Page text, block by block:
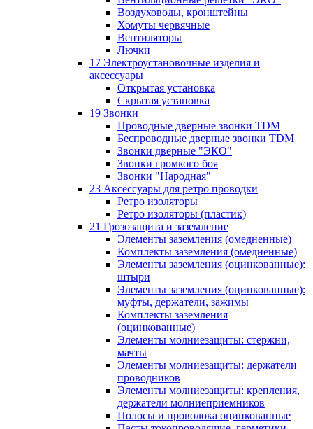
Воздуховоды, кронштейны
Хомуты червячные
Вентиляторы
Лючки
17 Электроустановочные изделия и
аксессуары
Открытая установка
Скрытая установка
19 Звонки
Проводные дверные звонки TDM
Беспроводные дверные звонки TDM
Звонки дверные "ЭКО"
Звонки громкого боя
Звонки "Народная"
23 Аксессуары для ретро проводки
Ретро изоляторы
Ретро изоляторы (пластик)
21 Грозозащита и заземление
Элементы заземления (омедненные)
Комплекты заземления (омедненные)
Элементы заземления (оцинкованные):
штыри
Элементы заземления (оцинкованные):
муфты, держатели, зажимы
Комплекты заземления
(оцинкованные)
Элементы молниезащиты: стержни,
мачты
Элементы молниезащиты: держатели
проводников
Элементы молниезащиты: крепления,
держатели молниеприемников
Полосы и проволока оцинкованные